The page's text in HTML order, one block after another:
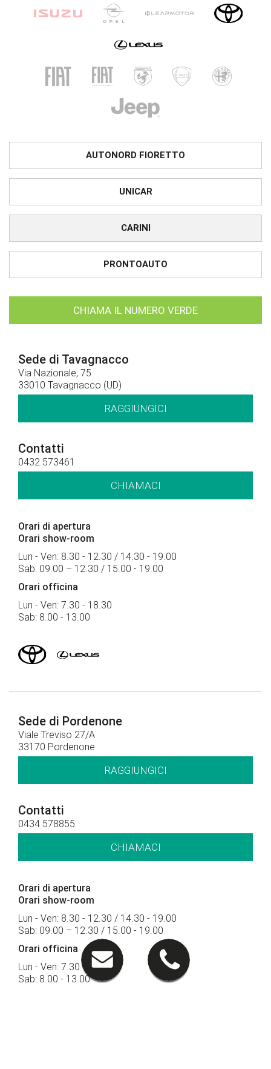
AUTONORD FIORETTO
UNICAR
CARINI
PRONTOAUTO
CHIAMA IL NUMERO VERDE
Sede di Tavagnacco
Via Nazionale, 75
33010 Tavagnacco (UD)
RAGGIUNGICI
Contatti
0432 573461
CHIAMACI
Orari di apertura
Orari show-room
Lun - Ven: 8.30 - 12.30 / 14.30 - 19.00
Sab: 09.00 – 12.30 / 15.00 - 19.00
Orari officina
Lun - Ven: 7.30 - 18.30
Sab: 8.00 - 13.00
Sede di Pordenone
Viale Treviso 27/A
33170 Pordenone
RAGGIUNGICI
Contatti
0434 578855
CHIAMACI
Orari di apertura
Orari show-room
Lun - Ven: 8.30 - 12.30 / 14.30 - 19.00
Sab: 09.00 – 12.30 / 15.00 - 19.00
Orari officina
Lun - Ven: 7.30 - 18.30
Sab: 8.00 - 13.00